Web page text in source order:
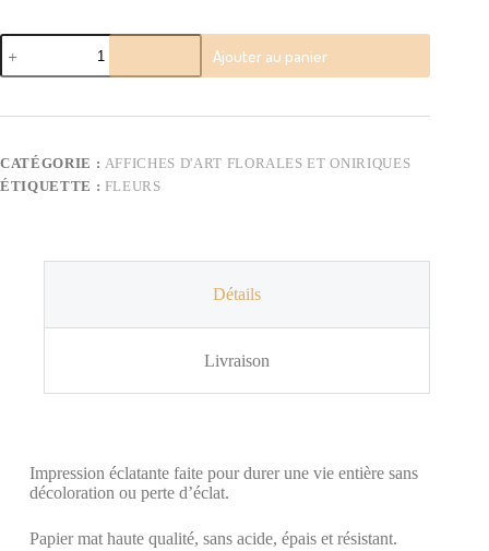
quantité
de
Bleuets
Champs
Poster
Ajouter au panier
CATÉGORIE : AFFICHES D'ART FLORALES ET ONIRIQUES
ÉTIQUETTE : FLEURS
Détails
Livraison
Impression éclatante faite pour durer une vie entière sans
décoloration ou perte d’éclat.
Papier mat haute qualité, sans acide, épais et résistant.